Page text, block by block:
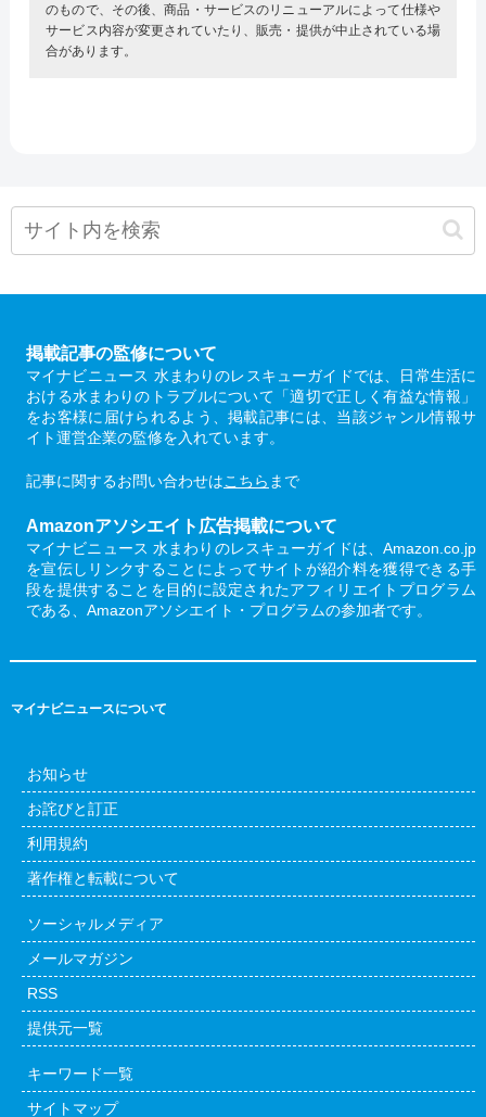
のもので、その後、商品・サービスのリニューアルによって仕様や
サービス内容が変更されていたり、販売・提供が中止されている場
合があります。
掲載記事の監修について
マイナビニュース 水まわりのレスキューガイドでは、日常生活に
おける水まわりのトラブルについて「適切で正しく有益な情報」
をお客様に届けられるよう、掲載記事には、当該ジャンル情報サ
イト運営企業の監修を入れています。
記事に関するお問い合わせはこちら まで
Amazonアソシエイト広告掲載について
マイナビニュース 水まわりのレスキューガイドは、Amazon.co.jp
を宣伝しリンクすることによってサイトが紹介料を獲得できる手
段を提供することを目的に設定されたアフィリエイトプログラム
である、Amazonアソシエイト・プログラムの参加者です。
マイナビニュースについて
お知らせ
お詫びと訂正
利用規約
著作権と転載について
ソーシャルメディア
メールマガジン
RSS
提供元一覧
キーワード一覧
サイトマップ